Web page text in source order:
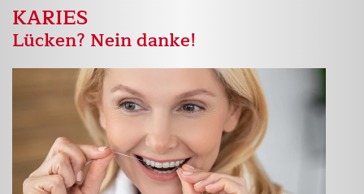
KARIES
Lücken? Nein danke!